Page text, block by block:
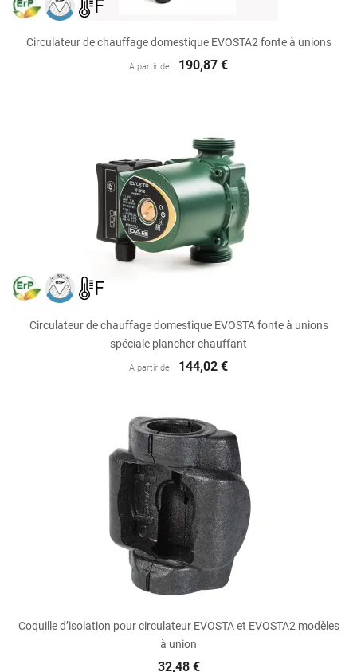
Circulateur de chauffage domestique EVOSTA2 fonte à unions
A partir de 190,87 €
Circulateur de chauffage domestique EVOSTA fonte à unions
spéciale plancher chauffant
A partir de 144,02 €
Coquille d’isolation pour circulateur EVOSTA et EVOSTA2 modèles
à union
32,48 €